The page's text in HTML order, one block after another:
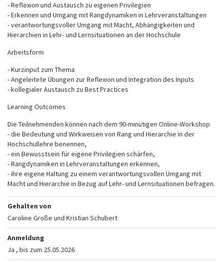
- Reflexion und Austausch zu eigenen Privilegien
- Erkennen und Umgang mit Rangdynamiken in Lehrveranstaltungen
- verantwortungsvoller Umgang mit Macht, Abhängigkeiten und
Hierarchien in Lehr- und Lernsituationen an der Hochschule
Arbeitsform
- Kurzinput zum Thema
- Angeleitete Übungen zur Reflexion und Integration des Inputs
- kollegialer Austausch zu Best Practices
Learning Outcomes
Die Teilnehmenden können nach dem 90-minütigen Online-Workshop
- die Bedeutung und Wirkweisen von Rang und Hierarchie in der
Hochschullehre benennen,
- ein Bewusstsein für eigene Privilegien schärfen,
- Rangdynamiken in Lehrveranstaltungen erkennen,
- ihre eigene Haltung zu einem verantwortungsvollen Umgang mit
Macht und Hierarchie in Bezug auf Lehr- und Lernsituationen befragen.
Gehalten von
Caroline Große und Kristian Schubert
Anmeldung
Ja , bis zum 25.05.2026